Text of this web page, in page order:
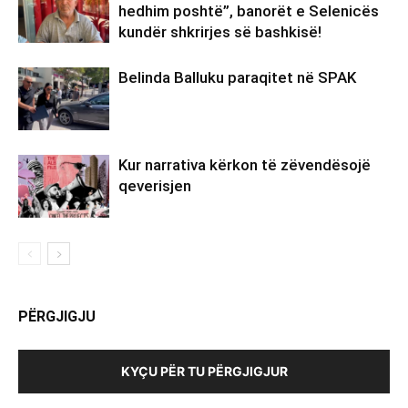
hedhim poshtë”, banorët e Selenicës
kundër shkrirjes së bashkisë!
Belinda Balluku paraqitet në SPAK
Kur narrativa kërkon të zëvendësojë
qeverisjen
PËRGJIGJU
KYÇU PËR TU PËRGJIGJUR